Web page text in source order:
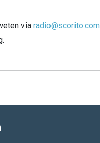
via radio@scorito.com